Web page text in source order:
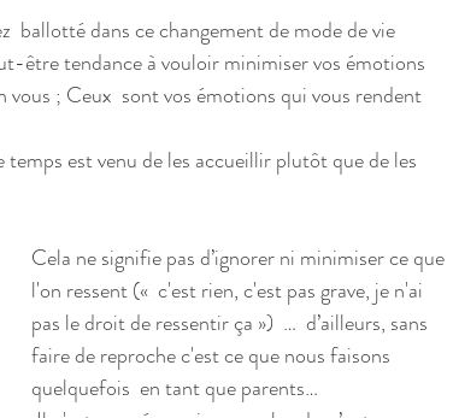
être tendance à vouloir minimiser vos émotions
; Ceux  sont vos émotions qui vous rendent
Cela ne signifie pas d’ignorer ni minimiser ce que
l'on ressent («  c'est rien, c'est pas grave, je n'ai
pas le droit de ressentir ça »)  …  d’ailleurs, sans
faire de reproche c'est ce que nous faisons
quelquefois  en tant que parents…